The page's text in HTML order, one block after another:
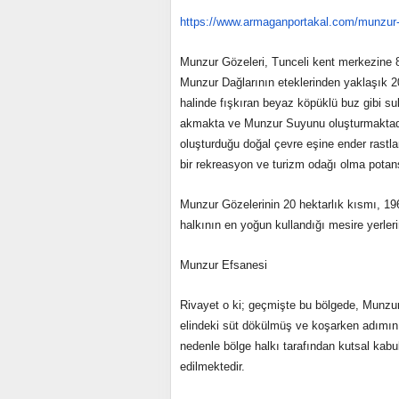
https://www.armaganportakal. com/
Munzur Gözeleri, Tunceli kent merkezine
Munzur Dağlarının eteklerinden
halinde fışkıran beyaz köpüklü buz gibi
akmakta ve Munzur Suyunu
oluşturduğu doğal çevre eşine ender
bir rekreasyon ve turizm odağı olma
Munzur Gözelerinin 20 hektarlık kısmı,
halkının en yoğun kullandığı mesire
Munzur Efsanesi
Rivayet o ki; geçmişte bu bölgede,
elindeki süt dökülmüş ve koşarken
nedenle bölge halkı tarafından kutsal
edilmektedir.